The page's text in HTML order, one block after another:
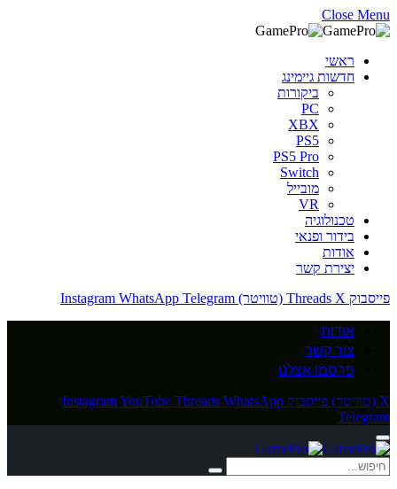
Close Menu
ראשי
חדשות גיימינג
ביקורות
PC
XBX
PS5
PS5 Pro
Switch
מובייל
VR
טכנולוגיה
בידור ופנאי
אודות
יצירת קשר
פייסבוק
Threads X (טוויטר) Instagram WhatsApp Telegram
אודות
צור קשר
פרסמו אצלנו
X (טוויטר) פייסבוק InstagramYouTube Threads WhatsApp
Telegram